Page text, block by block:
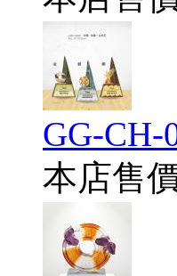
GG-CH-
本店售價